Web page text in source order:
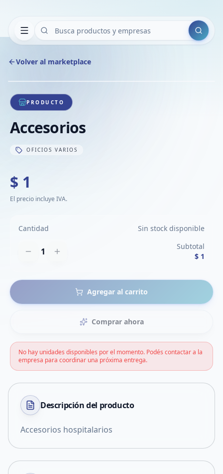
Buscar
Volver al marketplace
1/1
PRODUCTO
Accesorios
OFICIOS VARIOS
$ 1
El precio incluye IVA.
Cantidad Sin stock disponible
1
Subtotal
$ 1
Agregar al carrito
Comprar ahora
No hay unidades disponibles por el momento. Podés contactar a la
empresa para coordinar una próxima entrega.
Descripción del producto
Accesorios hospitalarios